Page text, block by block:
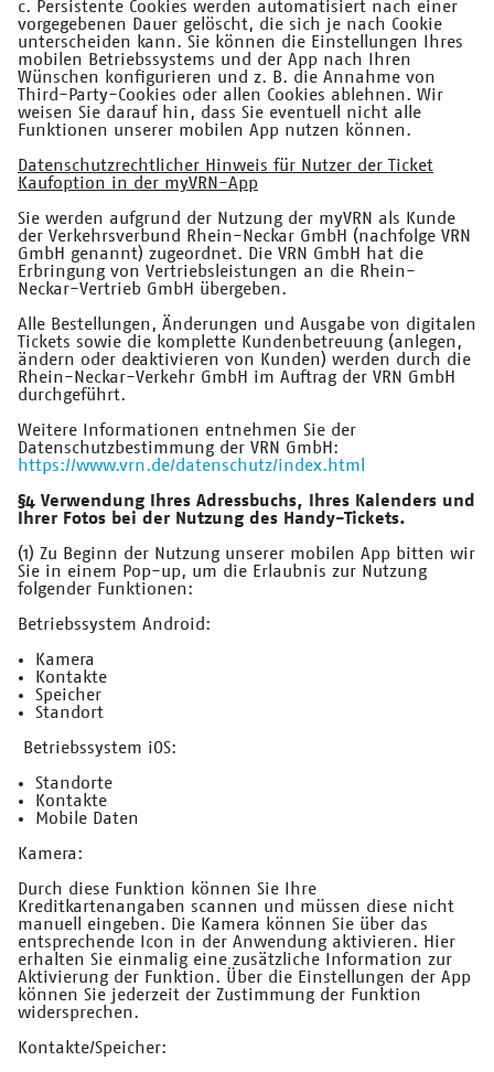
c. Persistente Cookies werden automatisiert nach einer
vorgegebenen Dauer gelöscht, die sich je nach Cookie
unterscheiden kann. Sie können die Einstellungen Ihres
mobilen Betriebssystems und der App nach Ihren
Wünschen konfigurieren und z. B. die Annahme von
Third-Party-Cookies oder allen Cookies ablehnen. Wir
weisen Sie darauf hin, dass Sie eventuell nicht alle
Funktionen unserer mobilen App nutzen können.
Datenschutzrechtlicher Hinweis für Nutzer der Ticket
Kaufoption in der myVRN-App
Sie werden aufgrund der Nutzung der myVRN als Kunde
der Verkehrsverbund Rhein-Neckar GmbH (nachfolge VRN
GmbH genannt) zugeordnet. Die VRN GmbH hat die
Erbringung von Vertriebsleistungen an die Rhein-
Neckar-Vertrieb GmbH übergeben.
Alle Bestellungen, Änderungen und Ausgabe von digitalen
Tickets sowie die komplette Kundenbetreuung (anlegen,
ändern oder deaktivieren von Kunden) werden durch die
Rhein-Neckar-Verkehr GmbH im Auftrag der VRN GmbH
durchgeführt.
Weitere Informationen entnehmen Sie der
Datenschutzbestimmung der VRN GmbH:
https://www.vrn.de/datenschutz/index.html
§4 Verwendung Ihres Adressbuchs, Ihres Kalenders und
Ihrer Fotos bei der Nutzung des Handy-Tickets.
(1) Zu Beginn der Nutzung unserer mobilen App bitten wir
Sie in einem Pop-up, um die Erlaubnis zur Nutzung
folgender Funktionen:
Betriebssystem Android:
Kamera
Kontakte
Speicher
Standort
Betriebssystem iOS:
Standorte
Kontakte
Mobile Daten
Kamera:
Durch diese Funktion können Sie Ihre
Kreditkartenangaben scannen und müssen diese nicht
manuell eingeben. Die Kamera können Sie über das
entsprechende Icon in der Anwendung aktivieren. Hier
erhalten Sie einmalig eine zusätzliche Information zur
Aktivierung der Funktion. Über die Einstellungen der App
können Sie jederzeit der Zustimmung der Funktion
widersprechen.
Kontakte/Speicher: